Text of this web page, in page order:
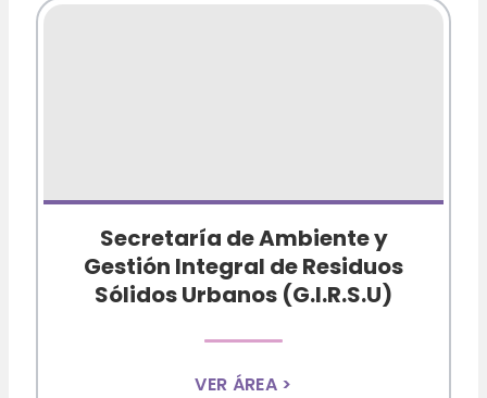
Secretaría de Ambiente y
Gestión Integral de Residuos
Sólidos Urbanos (G.I.R.S.U)
VER ÁREA >